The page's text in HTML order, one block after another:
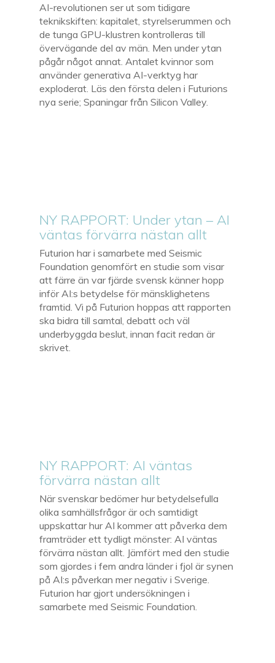
AI-revolutionen ser ut som tidigare
teknikskiften: kapitalet, styrelserummen och
de tunga GPU-klustren kontrolleras till
övervägande del av män. Men under ytan
pågår något annat. Antalet kvinnor som
använder generativa AI-verktyg har
exploderat. Läs den första delen i Futurions
nya serie; Spaningar från Silicon Valley.
NY RAPPORT: Under ytan – AI
väntas förvärra nästan allt
Futurion har i samarbete med Seismic
Foundation genomfört en studie som visar
att färre än var fjärde svensk känner hopp
inför AI:s betydelse för mänsklighetens
framtid. Vi på Futurion hoppas att rapporten
ska bidra till samtal, debatt och väl
underbyggda beslut, innan facit redan är
skrivet.
NY RAPPORT: AI väntas
förvärra nästan allt
När svenskar bedömer hur betydelsefulla
olika samhällsfrågor är och samtidigt
uppskattar hur AI kommer att påverka dem
framträder ett tydligt mönster: AI väntas
förvärra nästan allt. Jämfört med den studie
som gjordes i fem andra länder i fjol är synen
på AI:s påverkan mer negativ i Sverige.
Futurion har gjort undersökningen i
samarbete med Seismic Foundation.